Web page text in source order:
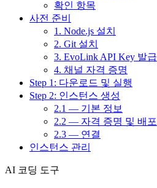
확인 항목
사전 준비
1. Node.js 설치
2. Git 설치
3. EvoLink API Key 발급
4. 채널 자격 증명
Step 1: 다운로드 및 실행
Step 2: 인스턴스 생성
2.1 — 기본 정보
2.2 — 자격 증명 및 배포
2.3 — 연결
인스턴스 관리
AI 코딩 도구